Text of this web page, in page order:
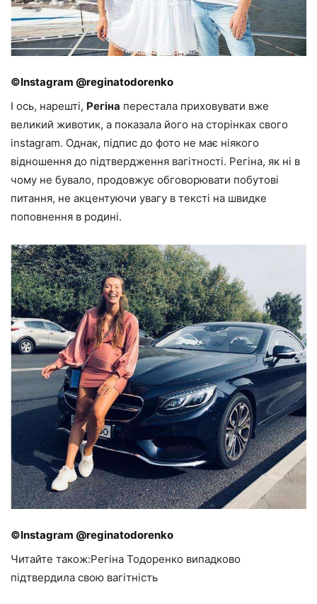
©Instagram @reginatodorenko
І ось, нарешті, Регіна перестала приховувати вже
великий животик, а показала його на сторінках свого
instagram. Однак, підпис до фото не має ніякого
відношення до підтвердження вагітності. Регіна, як ні в
чому не бувало, продовжує обговорювати побутові
питання, не акцентуючи увагу в тексті на швидке
поповнення в родині.
©Instagram @reginatodorenko
Читайте також:Регіна Тодоренко випадково
підтвердила свою вагітність